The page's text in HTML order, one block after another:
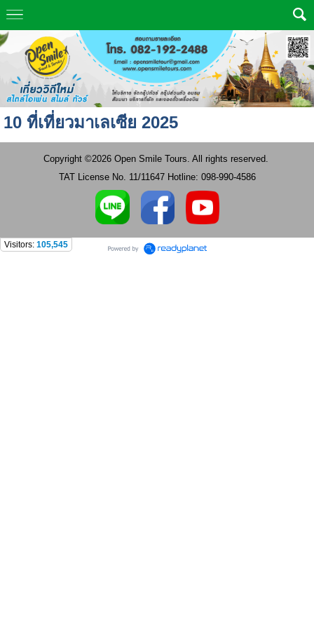
10 ที่เที่ยวมาเลเซีย 2025
Copyright ©2026 Open Smile Tours. All rights reserved.
TAT License No. 11/11647 Hotline: 098-990-4586
Visitors: 105,545